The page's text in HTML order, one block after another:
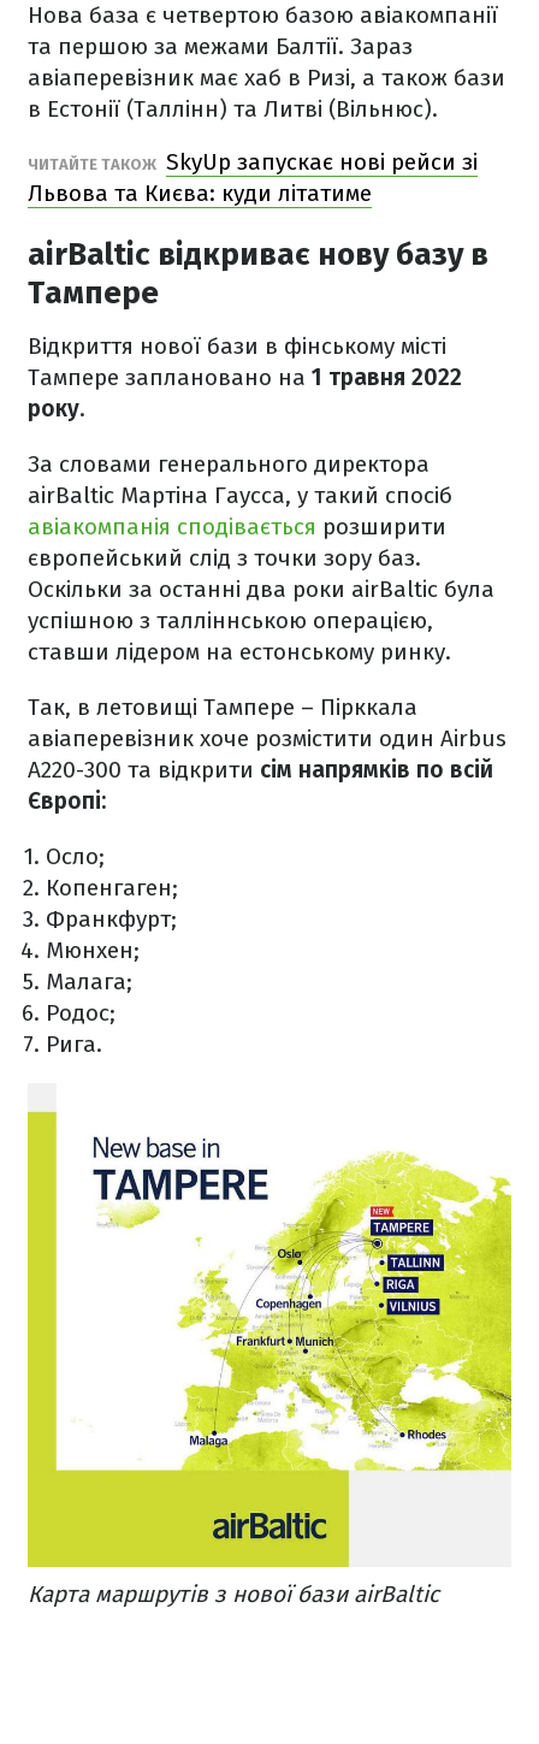
Нова база є четвертою базою авіакомпанії
та першою за межами Балтії. Зараз
авіаперевізник має хаб в Ризі, а також бази
в Естонії (Таллінн) та Литві (Вільнюс).
ЧИТАЙТЕ ТАКОЖ SkyUp запускає нові рейси зі
Львова та Києва: куди літатиме
airBaltic відкриває нову базу в
Тампере
Відкриття нової бази в фінському місті
Тампере заплановано на 1 травня 2022
року.
За словами генерального директора
airBaltic Мартіна Гаусса, у такий спосіб
авіакомпанія сподівається розширити
європейський слід з точки зору баз.
Оскільки за останні два роки airBaltic була
успішною з талліннською операцією,
ставши лідером на естонському ринку.
Так, в летовищі Тампере – Пірккала
авіаперевізник хоче розмістити один Airbus
A220-300 та відкрити сім напрямків по всій
Європі:
Осло;
Копенгаген;
Франкфурт;
Мюнхен;
Малага;
Родос;
Рига.
Карта маршрутів з нової бази airBaltic